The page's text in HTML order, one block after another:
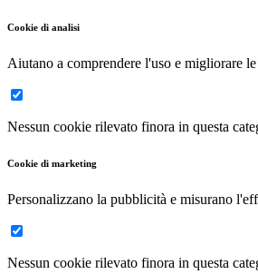
Cookie di analisi
Aiutano a comprendere l'uso e migliorare
Nessun cookie rilevato finora in questa
Cookie di marketing
Personalizzano la pubblicità e misurano
Nessun cookie rilevato finora in questa